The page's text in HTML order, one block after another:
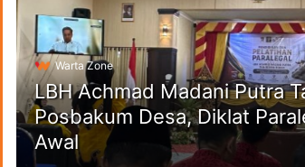
Warta Zone
LBH Achmad Madani Putra
Posbakum Desa, Diklat
Awal